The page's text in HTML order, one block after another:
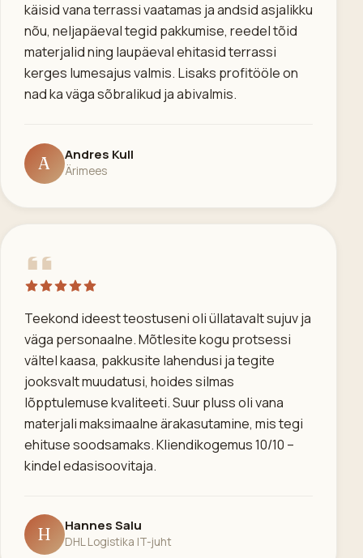
käisid vana terrassi vaatamas ja andsid asjalikku
nõu, neljapäeval tegid pakkumise, reedel tõid
materjalid ning laupäeval ehitasid terrassi
kerges lumesajus valmis. Lisaks profitööle on
nad ka väga sõbralikud ja abivalmis.
A Andres Kull
Ärimees
Teekond ideest teostuseni oli üllatavalt sujuv ja
väga personaalne. Mõtlesite kogu protsessi
vältel kaasa, pakkusite lahendusi ja tegite
jooksvalt muudatusi, hoides silmas
lõpptulemuse kvaliteeti. Suur pluss oli vana
materjali maksimaalne ärakasutamine, mis tegi
ehituse soodsamaks. Kliendikogemus 10/10 –
kindel edasisoovitaja.
H Hannes Salu
DHL Logistika IT-juht